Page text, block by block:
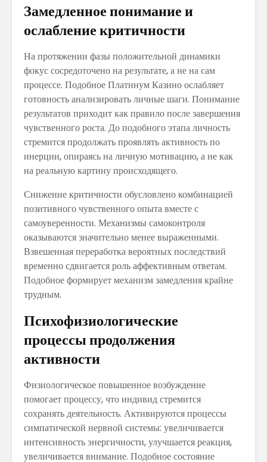
Замедленное понимание и
ослабление критичности
На протяжении фазы положительной динамики
фокус сосредоточено на результате, а не на сам
процессе. Подобное Платинум Казино ослабляет
готовность анализировать личные шаги. Понимание
результатов приходит как правило после завершения
чувственного роста. До подобного этапа личность
стремится продолжать проявлять активность по
инерции, опираясь на личную мотивацию, а не как
на реальную картину происходящего.
Снижение критичности обусловлено комбинацией
позитивного чувственного опыта вместе с
самоуверенности. Механизмы самоконтроля
оказываются значительно менее выраженными.
Взвешенная переработка вероятных последствий
временно сдвигается роль аффективным ответам.
Подобное формирует механизм замедления крайне
трудным.
Психофизиологические
процессы продолжения
активности
Физиологическое повышенное возбуждение
помогает процессу, что индивид стремится
сохранять деятельность. Активируются процессы
симпатической нервной системы: увеличивается
интенсивность энергичности, улучшается реакция,
увеличивается внимание. Подобное состояние